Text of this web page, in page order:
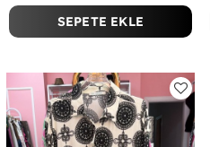
SEPETE EKLE